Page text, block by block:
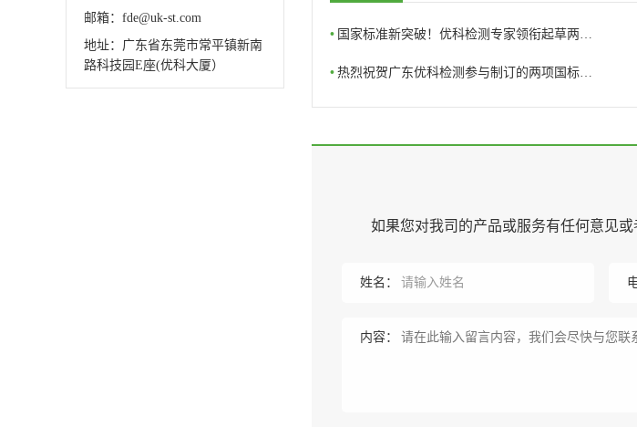
邮箱：fde@uk-st.com
地址：广东省东莞市常平镇新南
路科技园E座(优科大厦）
• 国家标准新突破！优科检测专家领衔起草两…
• 热烈祝贺广东优科检测参与制订的两项国标…
如果您对我司的产品或服务有任何意见
姓名：
内容：